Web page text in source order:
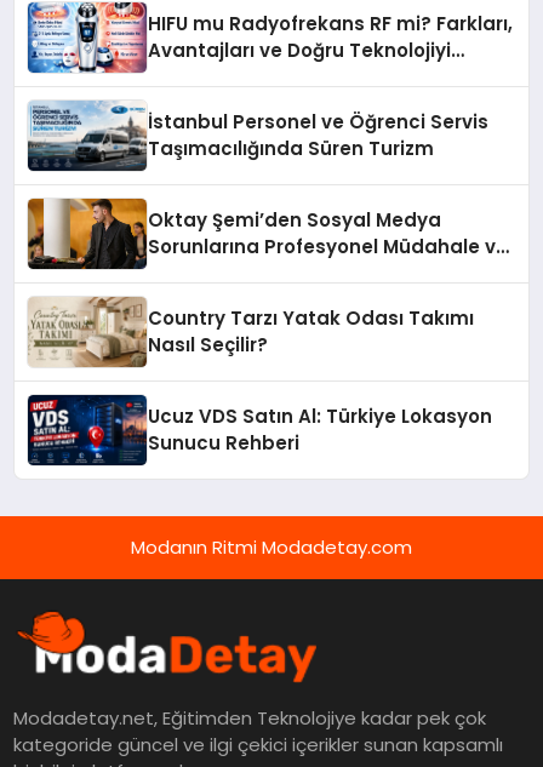
HIFU mu Radyofrekans RF mi? Farkları,
Avantajları ve Doğru Teknolojiyi
İstanbul Personel ve Öğrenci Servis
Taşımacılığında Süren Turizm
Oktay Şemi’den Sosyal Medya
Sorunlarına Profesyonel Müdahale ve
Country Tarzı Yatak Odası Takımı
Nasıl Seçilir?
Ucuz VDS Satın Al: Türkiye Lokasyon
Sunucu Rehberi
Modanın Ritmi Modadetay.com
Modadetay.net, Eğitimden Teknolojiye kadar pek çok
kategoride güncel ve ilgi çekici içerikler sunan kapsamlı